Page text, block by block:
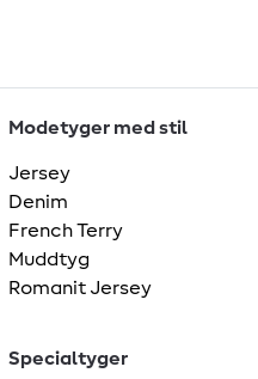
Modetyger med stil
Jersey
Denim
French Terry
Muddtyg
Romanit Jersey
Specialtyger